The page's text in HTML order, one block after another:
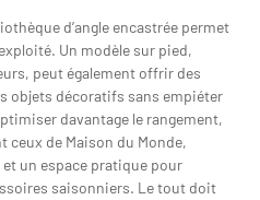
d’angle encastrée permet
Un modèle sur pied,
peut également offrir des
objets décoratifs sans empiéter
davantage le rangement,
ceux de Maison du Monde,
un espace pratique pour
saisonniers. Le tout doit